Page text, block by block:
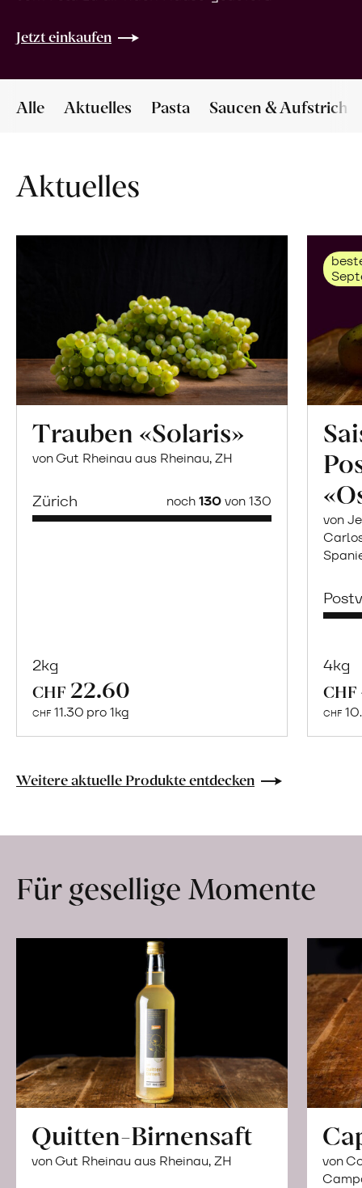
Jetzt einkaufen
Alle Aktuelles Pasta Saucen & Aufstriche
Aktuelles
Trauben «Solaris»
von Gut Rheinau aus Rheinau, ZH
Zürich noch130von 130
2kg
CHF 22.60
CHF 11.30 pro 1kg
Naturbelassene
Lebensmittel
Hof
erfahren
von
4kg
CHF
CHF
Weitere aktuelle Produkte entdecken
Für gesellige Momente
Quitten-Birnensaft
von Gut Rheinau aus Rheinau, ZH
von